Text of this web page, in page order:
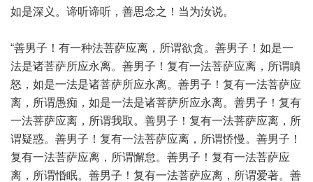
如是深义。谛听谛听，善思念之！当为汝说。
“善男子！有一种法菩萨应离，所谓欲贪。善男子！如是一
法是诸菩萨所应永离。善男子！复有一法菩萨应离，所谓瞋
怒，如是一法是诸菩萨所应永离。善男子！复有一法菩萨应
离，所谓愚痴，如是一法是诸菩萨所应永离。善男子！复有
一法菩萨应离，所谓我取。善男子！复有一法菩萨应离，所
谓疑惑。善男子！复有一法菩萨应离，所谓㤭慢。善男子！
复有一法菩萨应离，所谓懈怠。善男子！复有一法菩萨应
离，所谓惛眠。善男子！复有一法菩萨应离，所谓爱著。善